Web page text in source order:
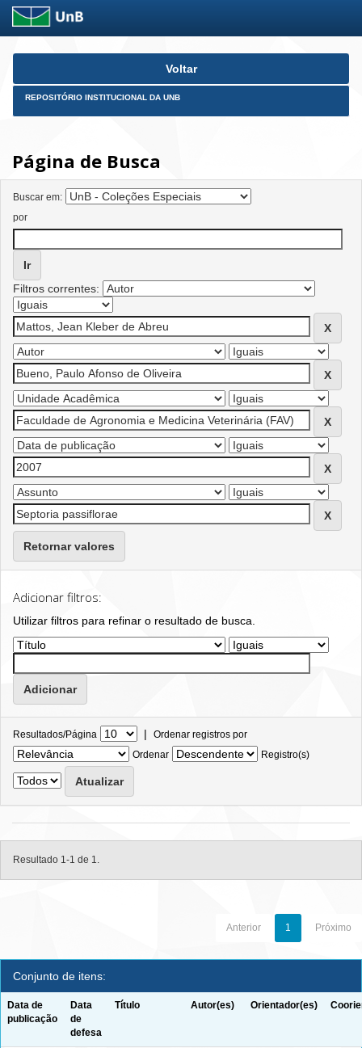
Skip
Voltar
REPOSITÓRIO INSTITUCIONAL DA UNB
Página de Busca
Buscar em:
por
Filtros correntes:
Retornar valores
Adicionar filtros:
Utilizar filtros para refinar o resultado de busca.
Resultados/Página | Ordenar registros por
Ordenar
Registro(s)
Resultado 1-1 de 1.
Anterior 1 Próximo
Conjunto de itens:
Data de
publicação
Data
de
defesa
Título Autor(es) Orientador(es)